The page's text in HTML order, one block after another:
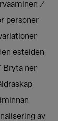
/
personer
esteiden
Bryta ner
av